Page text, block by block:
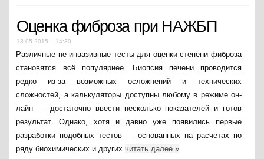
Оценка фиброза при НАЖБП
13.05.2015 – 14:30
Различные не инвазивные тесты для оценки степени фиброза
становятся всё популярнее. Биопсия печени проводится
редко из-за возможных осложнений и технических
сложностей, а калькуляторы доступны любому в режиме он-
лайн — достаточно ввести несколько показателей и готов
результат. Однако, хотя и давно уже появились первые
разработки подобных тестов — основанных на расчетах по
ряду биохимических и другихчитать далее»